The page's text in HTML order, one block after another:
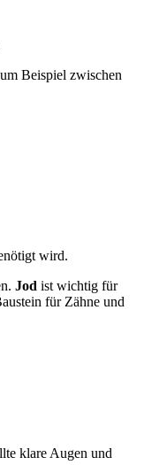
Beispiel zwischen
wird.
Jod ist wichtig für
für Zähne und
klare Augen und